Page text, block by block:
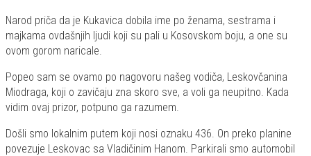
Narod priča da je Kukavica dobila ime po ženama, sestrama i
majkama ovdašnjih ljudi koji su pali u Kosovskom boju, a one su
ovom gorom naricale.
Popeo sam se ovamo po nagovoru našeg vodiča, Leskovčanina
Miodraga, koji o zavičaju zna skoro sve, a voli ga neupitno. Kada
vidim ovaj prizor, potpuno ga razumem.
Došli smo lokalnim putem koji nosi oznaku 436. On preko planine
povezuje Leskovac sa Vladičinim Hanom. Parkirali smo automobil